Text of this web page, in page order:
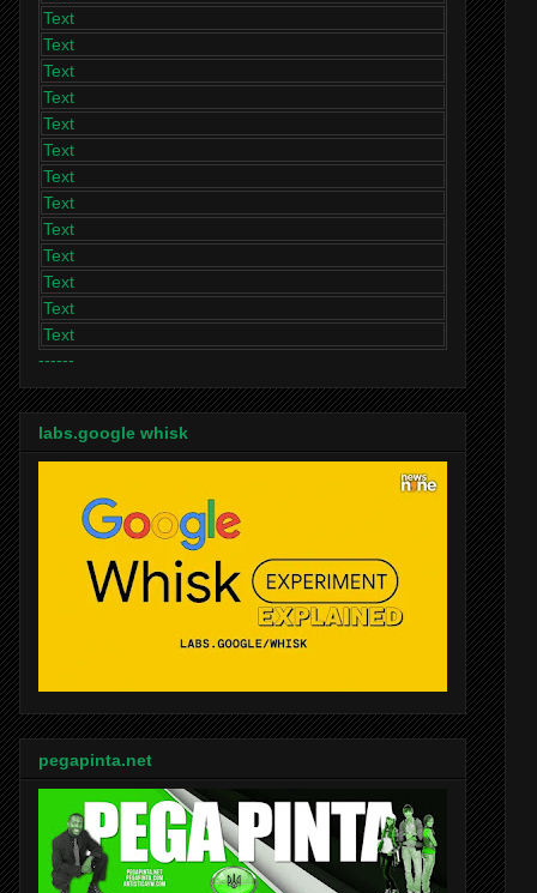
Text
Text
Text
Text
Text
Text
Text
Text
Text
Text
Text
Text
Text
------
labs.google whisk
pegapinta.net